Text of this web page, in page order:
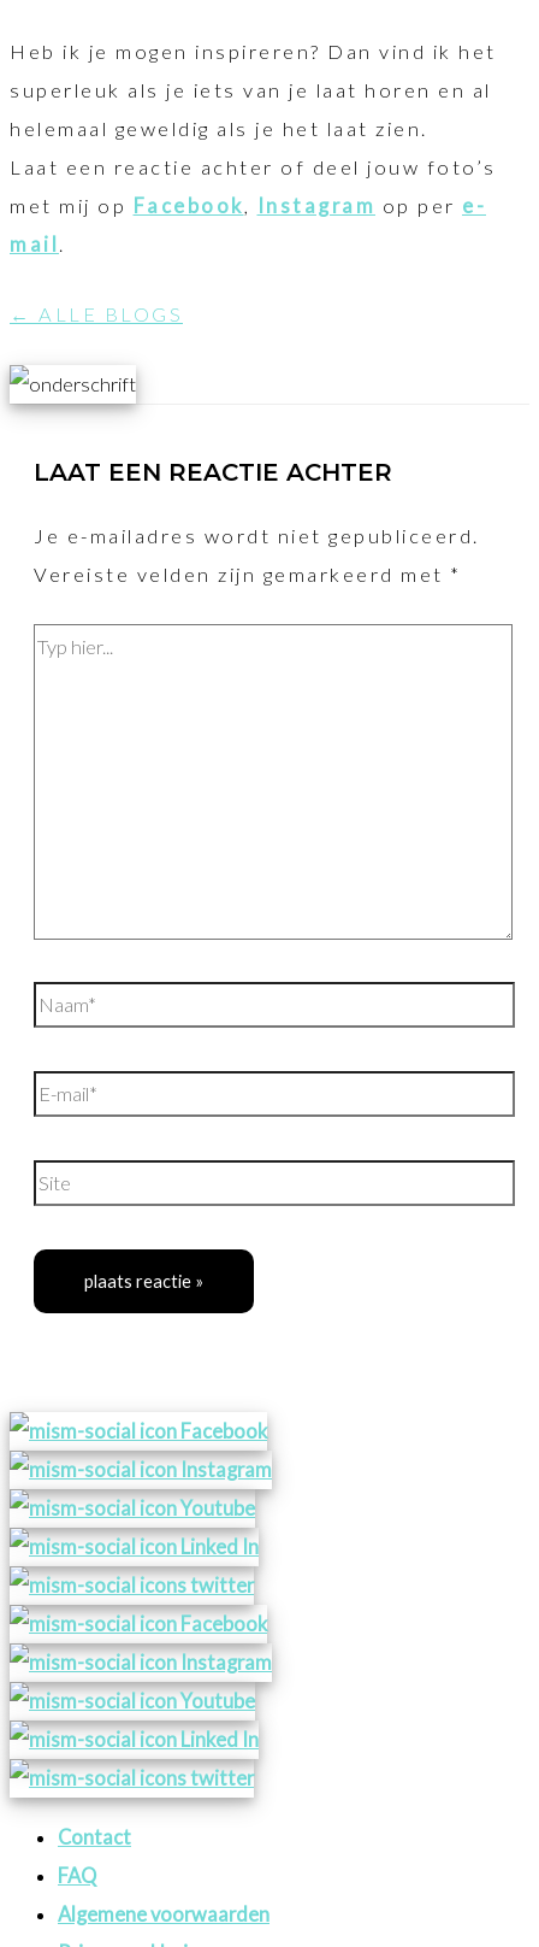
Heb ik je mogen inspireren? Dan vind ik het
superleuk als je iets van je laat horen en al
helemaal geweldig als je het laat zien.
Laat een reactie achter of deel jouw foto’s
met mij op Facebook, Instagram op per e-
mail .
← ALLE BLOGS
LAAT EEN REACTIE ACHTER
Je e-mailadres wordt niet gepubliceerd.
Vereiste velden zijn gemarkeerd met *
Typ
Naam*
E-
Site
Contact
FAQ
Algemene voorwaarden